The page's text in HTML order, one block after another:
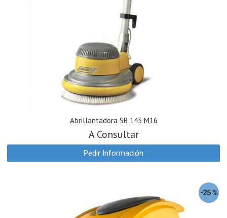
Abrillantadora SB 143 M16
A Consultar
Pedir Información
-25 %